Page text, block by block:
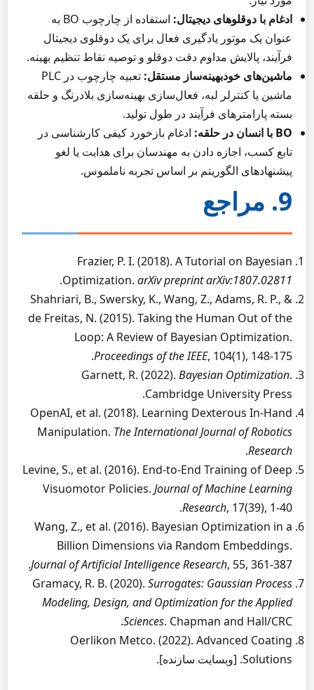
ادغام با دوقلوهای دیجیتال:
استفاده از چارچوب BO به
عنوان یک موتور یادگیری فعال برای یک دوقلوی دیجیتال
فرآیند، پالایش مداوم دقت دوقلو و توصیه نقاط تنظیم بهینه.
ماشین‌های خودبهینه‌ساز مستقل:
تعبیه چارچوب در PLC
ماشین یا کنترلر لبه، فعال‌سازی بهینه‌سازی بلادرنگ و حلقه
بسته پارامترهای فرآیند در طول تولید.
BO با انسان در حلقه:
ادغام بازخورد کیفی کارشناسی در
تابع کسب، اجازه دادن به مهندسان برای هدایت یا لغو
پیشنهادهای الگوریتم بر اساس تجربه ناملموس.
9. مراجع
Frazier, P. I. (2018). A Tutorial on Bayesian
Optimization. arXiv preprint arXiv:1807.02811
.
Shahriari, B., Swersky, K., Wang, Z., Adams, R. P., &
de Freitas, N. (2015). Taking the Human Out of the
Loop: A Review of Bayesian Optimization.
Proceedings of the IEEE, 104(1), 148-175.
Garnett, R. (2022). Bayesian Optimization.
Cambridge University Press.
OpenAI, et al. (2018). Learning Dexterous In-Hand
Manipulation. The International Journal of Robotics
Research
.
Levine, S., et al. (2016). End-to-End Training of Deep
Visuomotor Policies. Journal of Machine Learning
Research, 17(39), 1-40.
Wang, Z., et al. (2016). Bayesian Optimization in a
Billion Dimensions via Random Embeddings.
Journal of Artificial Intelligence Research, 55, 361-387.
Gramacy, R. B. (2020). Surrogates: Gaussian Process
Modeling, Design, and Optimization for the Applied
Sciences. Chapman and Hall/CRC.
Oerlikon Metco. (2022). Advanced Coating
Solutions. [وبسایت سازنده].